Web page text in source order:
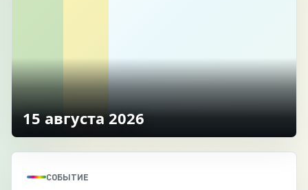
15 августа 2026
СОБЫТИЕ